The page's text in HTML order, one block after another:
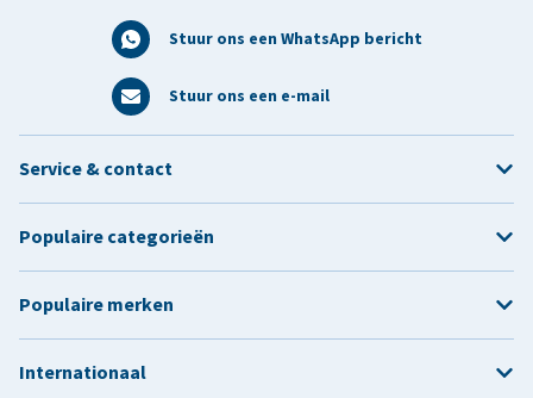
Stuur ons een WhatsApp bericht
Stuur ons een e-mail
Service & contact
Populaire categorieën
Populaire merken
Internationaal